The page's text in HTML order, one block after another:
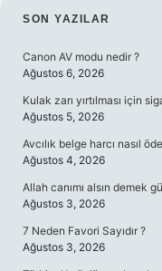
SON YAZILAR
Canon AV modu nedir ?
Ağustos 6, 2026
Kulak zarı yırtılması için
Ağustos 5, 2026
Avcılık belge harcı nasıl
Ağustos 4, 2026
Allah canımı alsın demek
Ağustos 3, 2026
7 Neden Favori Sayıdır ?
Ağustos 3, 2026